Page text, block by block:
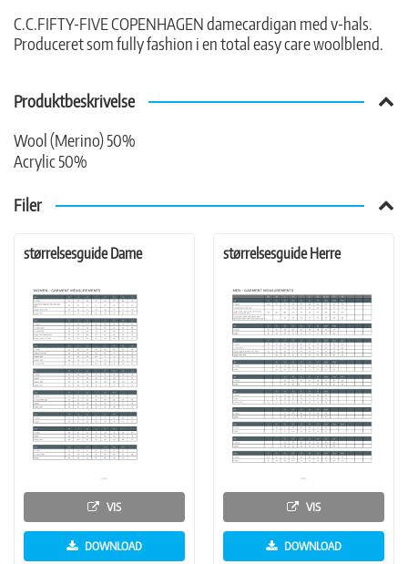
C.C.FIFTY-FIVE COPENHAGEN damecardigan med v-hals.
Produceret som fully fashion i en total easy care woolblend.
Produktbeskrivelse
Wool (Merino) 50%
Acrylic 50%
Filer
størrelsesguide Dame
VIS
DOWNLOAD
størrelsesguide Herre
VIS
DOWNLOAD